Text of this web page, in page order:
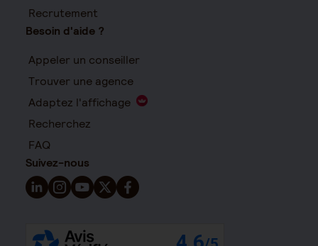
Recrutement
Besoin d'aide ?
Appeler un conseiller
Trouver une agence
Adaptez l'affichage
Recherchez
FAQ
Suivez-nous
Suivez-nous sur LinkedIn - Nouvelle fenêtre
Suivez-nous sur Instagram - Nouvelle fenêtre
Suivez-nous sur YouTube - Nouvelle fenêtre
Suivez-nous sur X - Nouvelle fenêtre
Suivez-nous sur Facebook - Nouvelle